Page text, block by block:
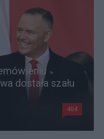
dostała szału
404